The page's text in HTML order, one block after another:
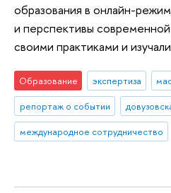
образования в онлайн-
и перспективы
своими практиками и
Образование экспертиза
репортаж о событии
международное сотрудничество